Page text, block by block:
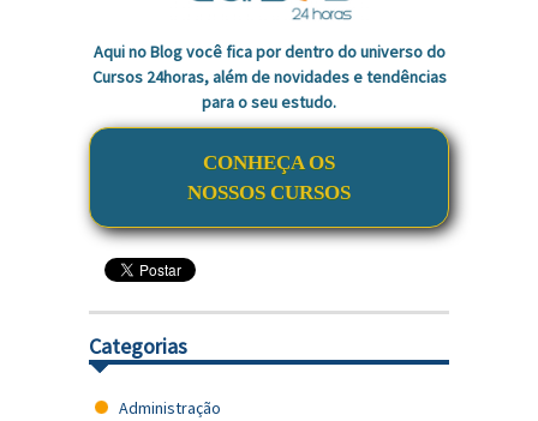
Aqui no Blog você fica por dentro do universo do
Cursos 24horas, além de novidades e tendências
para o seu estudo.
CONHEÇA OS
NOSSOS CURSOS
Categorias
Administração